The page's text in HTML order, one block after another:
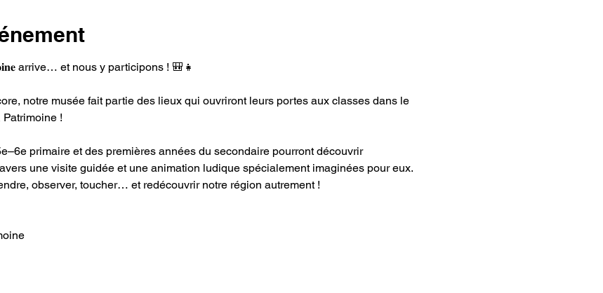
arrive… et nous y participons ! 🎒👧
notre musée fait partie des lieux qui ouvriront leurs portes aux classes dans le
!
primaire et des premières années du secondaire pourront découvrir
une visite guidée et une animation ludique spécialement imaginées pour eux.
observer, toucher… et redécouvrir notre région autrement !